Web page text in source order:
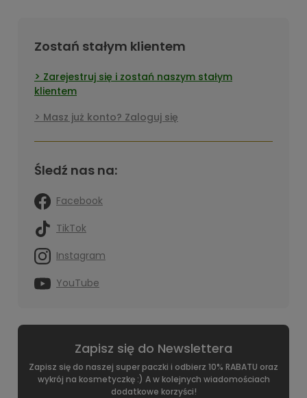
Zostań stałym klientem
Zarejestruj się i zostań naszym stałym
klientem
Masz już konto? Zaloguj się
Śledź nas na:
Facebook
TikTok
Instagram
YouTube
Zapisz się do Newslettera
Zapisz się do naszej super paczki i odbierz 10% RABATU oraz
wykrój na kosmetyczkę :) A w kolejnych wiadomościach
dodatkowe korzyści!